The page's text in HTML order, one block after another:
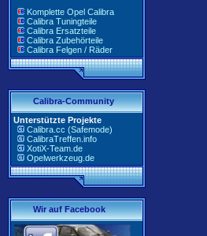
Komplette Opel Calibra
Calibra Tuningteile
Calibra Ersatzteile
Calibra Zubehörteile
Calibra Felgen / Räder
Calibra-Community
Unterstützte Projekte
Calibra.cc (Safemode)
CalibraTreffen.info
XotiX-Team.de
Opelwerkzeug.de
Wir auf Facebook